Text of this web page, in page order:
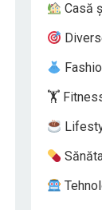
Casă
🏋️